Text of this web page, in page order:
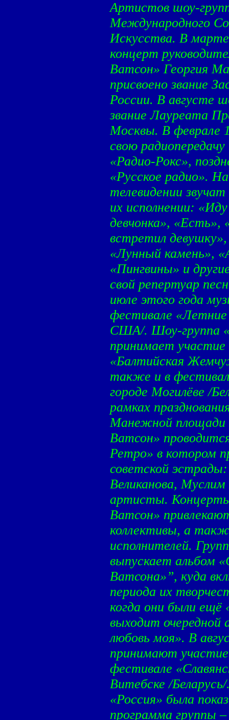
Артистов шоу-
Международного
Искусства. В
концерт
Ватсон» Георгия
присвоено звание
России. В августе
звание Лауреата
Москвы. В феврале
свою
«Радио-Рокс»,
«Русское радио».
телевидении
их исполнении:
девчонка», «Есть»,
встретил
«Лунный камень»,
«Пингвины» и
свой репертуар
июле этого года
фестивале
США/. Шоу-группа
принимает участие
«Балтийская
также и в
городе Могилёве /
рамках
Манежной
Ватсон»
Ретро» в котором
советской
Великанова,
артисты.
Ватсон»
коллективы, а
исполнителей.
выпускает альбом
Ватсона»”, куда
периода их
когда они были
выходит очередной
любовь моя». В
принимают
фестивале
Витебске /
«Россия» была
программа группы